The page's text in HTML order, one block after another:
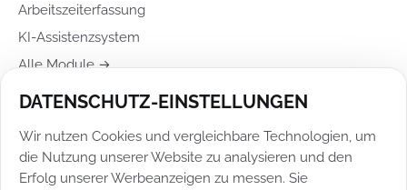
Arbeitszeiterfassung
KI-Assistenzsystem
Alle Module →
RECHTLICHES
Impressum
Datenschutz
DATENSCHUTZ-EINSTELLUNGEN
Wir nutzen Cookies und vergleichbare Technologien, um
die Nutzung unserer Website zu analysieren und den
Erfolg unserer Werbeanzeigen zu messen. Sie